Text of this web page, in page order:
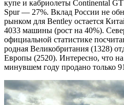
купе и кабриолеты Continental
Spur — 27%. Вклад России не
рынком для Bentley остается
4033 машины (рост на 40%).
официальной статистике
родная Великобритания (1328)
Европы (2520). Интересно, что
минувшем году продано только